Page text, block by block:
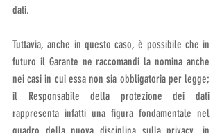
dati.
Tuttavia, anche in questo caso, è possibile che in
futuro il Garante ne raccomandi la nomina anche
nei casi in cui essa non sia obbligatoria per legge;
il Responsabile della protezione dei dati
rappresenta infatti una figura fondamentale nel